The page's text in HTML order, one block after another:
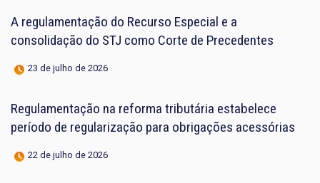
A regulamentação do Recurso Especial e a
consolidação do STJ como Corte de Precedentes
23 de julho de 2026
Regulamentação na reforma tributária estabelece
período de regularização para obrigações acessórias
22 de julho de 2026